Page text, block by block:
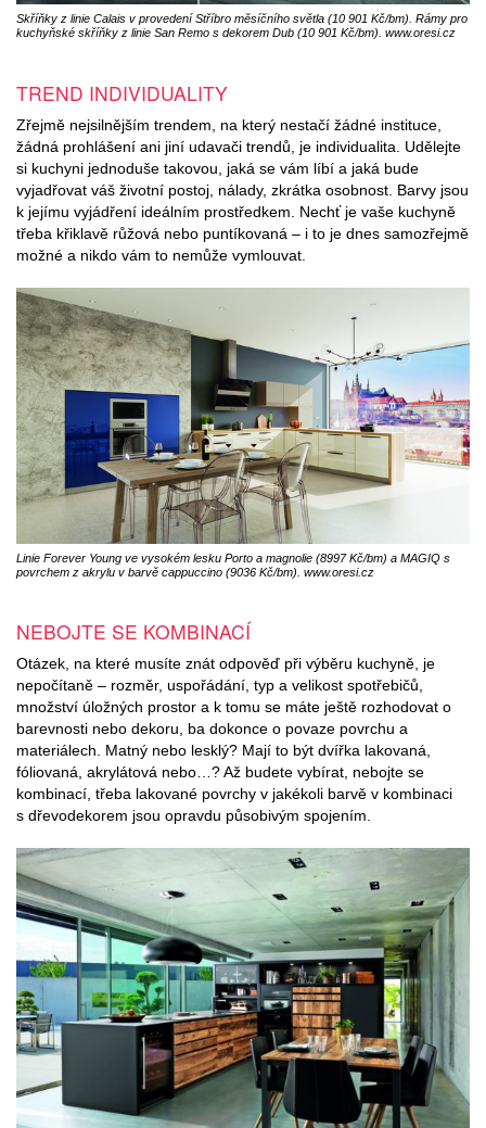
Skříňky z linie Calais v provedení Stříbro měsíčního světla (10 901 Kč/bm). Rámy pro
kuchyňské skříňky z linie San Remo s dekorem Dub (10 901 Kč/bm). www.oresi.cz
TREND INDIVIDUALITY
Zřejmě nejsilnějším trendem, na který nestačí žádné instituce,
žádná prohlášení ani jiní udavači trendů, je individualita. Udělejte
si kuchyni jednoduše takovou, jaká se vám líbí a jaká bude
vyjadřovat váš životní postoj, nálady, zkrátka osobnost. Barvy jsou
k jejímu vyjádření ideálním prostředkem. Nechť je vaše kuchyně
třeba křiklavě růžová nebo puntíkovaná – i to je dnes samozřejmě
možné a nikdo vám to nemůže vymlouvat.
Linie Forever Young ve vysokém lesku Porto a magnolie (8997 Kč/bm) a MAGIQ s
povrchem z akrylu v barvě cappuccino (9036 Kč/bm). www.oresi.cz
NEBOJTE SE KOMBINACÍ
Otázek, na které musíte znát odpověď při výběru kuchyně, je
nepočítaně – rozměr, uspořádání, typ a velikost spotřebičů,
množství úložných prostor a k tomu se máte ještě rozhodovat o
barevnosti nebo dekoru, ba dokonce o povaze povrchu a
materiálech. Matný nebo lesklý? Mají to být dvířka lakovaná,
fóliovaná, akrylátová nebo…? Až budete vybírat, nebojte se
kombinací, třeba lakované povrchy v jakékoli barvě v kombinaci
s dřevodekorem jsou opravdu působivým spojením.